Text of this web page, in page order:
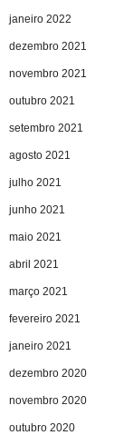
janeiro 2022
dezembro 2021
novembro 2021
outubro 2021
setembro 2021
agosto 2021
julho 2021
junho 2021
maio 2021
abril 2021
março 2021
fevereiro 2021
janeiro 2021
dezembro 2020
novembro 2020
outubro 2020